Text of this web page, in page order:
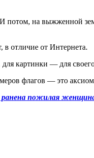
потом, на выжженной
в отличие от Интернета.
картинки — для своего
флагов — это
ранена пожилая